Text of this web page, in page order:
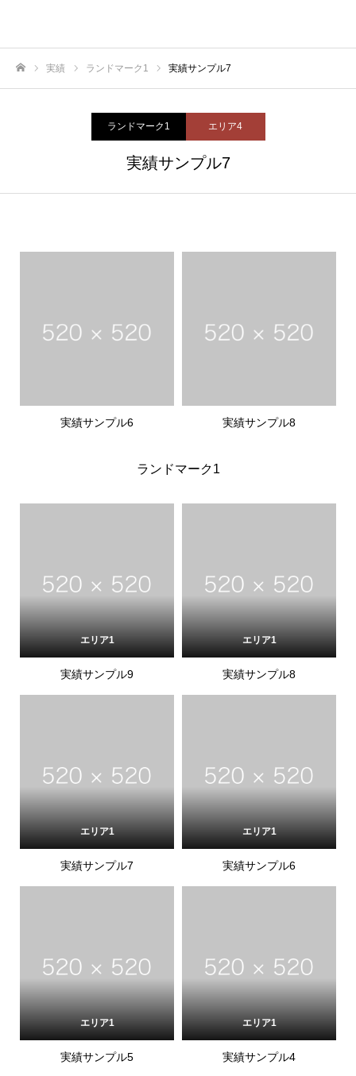
実績 ランドマーク1 実績サンプル7
ランドマーク1 エリア4
実績サンプル7
実績サンプル6 実績サンプル8
ランドマーク1
エリア1
実績サンプル9
エリア1
実績サンプル8
エリア1
実績サンプル7
エリア1
実績サンプル6
エリア1
実績サンプル5
エリア1
実績サンプル4